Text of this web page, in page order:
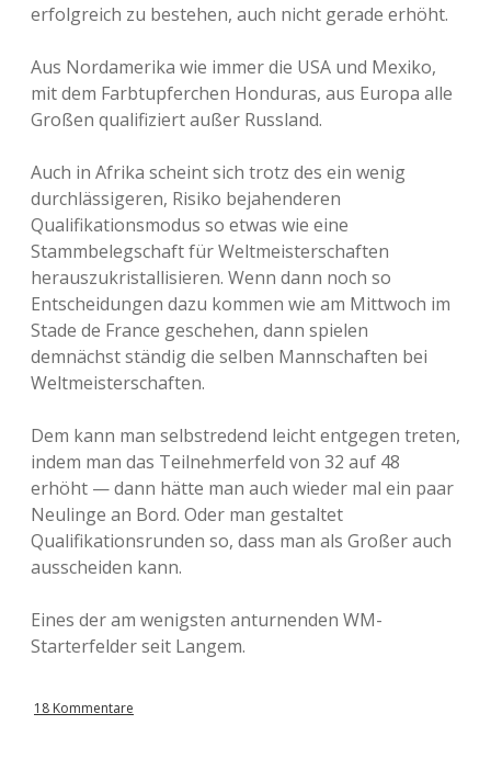
erfolgreich zu bestehen, auch nicht gerade erhöht.
Aus Nordamerika wie immer die USA und Mexiko,
mit dem Farbtupferchen Honduras, aus Europa alle
Großen qualifiziert außer Russland.
Auch in Afrika scheint sich trotz des ein wenig
durchlässigeren, Risiko bejahenderen
Qualifikationsmodus so etwas wie eine
Stammbelegschaft für Weltmeisterschaften
herauszukristallisieren. Wenn dann noch so
Entscheidungen dazu kommen wie am Mittwoch im
Stade de France geschehen, dann spielen
demnächst ständig die selben Mannschaften bei
Weltmeisterschaften.
Dem kann man selbstredend leicht entgegen treten,
indem man das Teilnehmerfeld von 32 auf 48
erhöht — dann hätte man auch wieder mal ein paar
Neulinge an Bord. Oder man gestaltet
Qualifikationsrunden so, dass man als Großer auch
ausscheiden kann.
Eines der am wenigsten anturnenden WM-
Starterfelder seit Langem.
18 Kommentare